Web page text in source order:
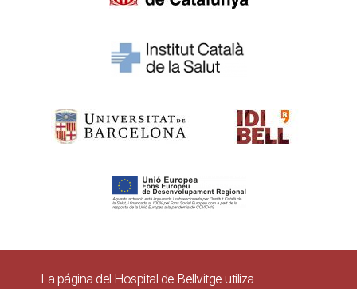
Pie Contacto
La página del Hospital de Bellvitge utiliza